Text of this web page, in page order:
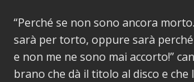
“Perché se non sono ancora
sarà per torto, oppure sarà
e non me ne sono mai accorto!”
brano che dà il titolo al disco e che